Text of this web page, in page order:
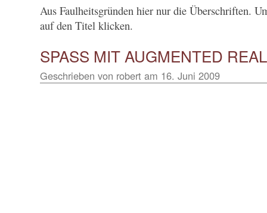
Aus Faulheitsgründen hier nur die Überschriften.
auf den Titel klicken.
SPASS MIT AUGMENTED
Geschrieben von robert am 16. Juni 2009